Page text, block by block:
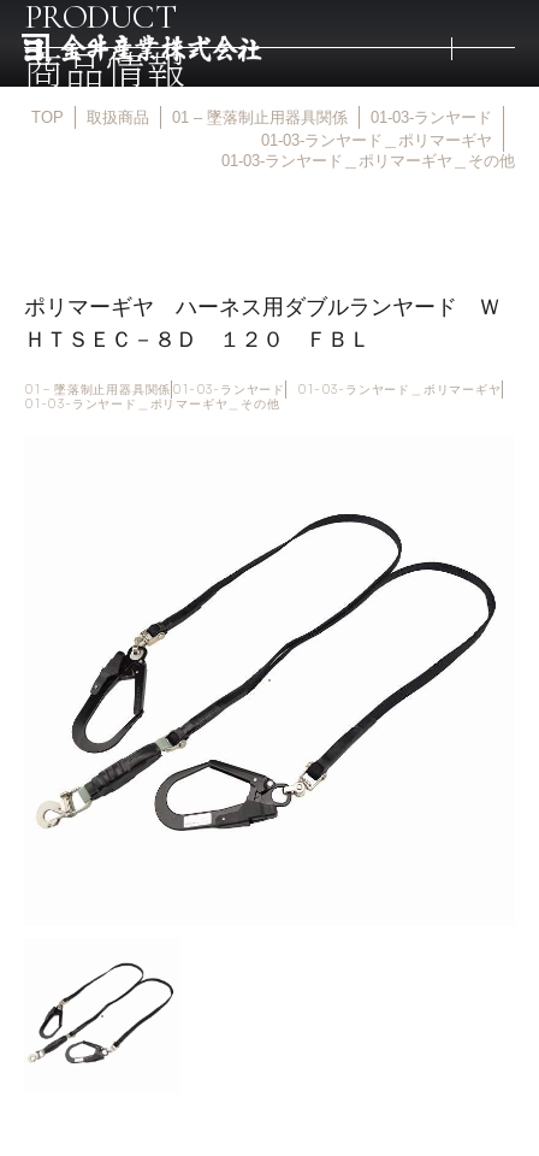
トップ
PRODUCT
商品情報
TOP 取扱商品 01 – 墜落制止用器具関係
01-03-ランヤード
01-03-ランヤード＿ポリマーギヤ
01-03-ランヤード＿ポリマーギヤ＿その他
ポリマーギヤ ハーネス用ダブルランヤード Ｗ
ＨＴＳＥＣ－８Ｄ １２０ ＦＢＬ
01 – 墜落制止用器具関係 01-03-ランヤード
01-03-ランヤード＿ポリマーギヤ
01-03-ランヤード＿ポリマーギヤ＿その他